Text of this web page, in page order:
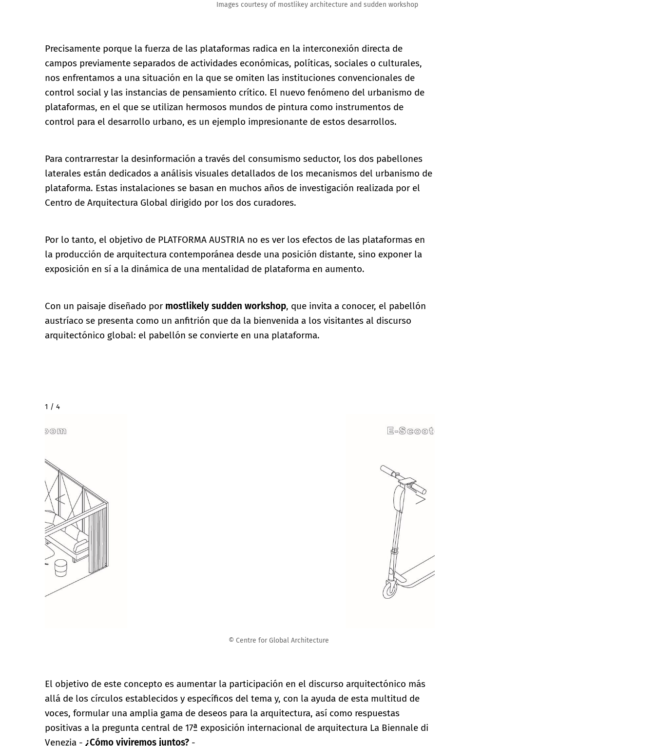
Images courtesy of mostlikey architecture and sudden workshop
Precisamente porque la fuerza de las plataformas radica en la interconexión directa de
campos previamente separados de actividades económicas, políticas, sociales o culturales,
nos enfrentamos a una situación en la que se omiten las instituciones convencionales de
control social y las instancias de pensamiento crítico. El nuevo fenómeno del urbanismo de
plataformas, en el que se utilizan hermosos mundos de pintura como instrumentos de
control para el desarrollo urbano, es un ejemplo impresionante de estos desarrollos.
Para contrarrestar la desinformación a través del consumismo seductor, los dos pabellones
laterales están dedicados a análisis visuales detallados de los mecanismos del urbanismo de
plataforma. Estas instalaciones se basan en muchos años de investigación realizada por el
Centro de Arquitectura Global dirigido por los dos curadores.
Por lo tanto, el objetivo de PLATFORMA AUSTRIA no es ver los efectos de las plataformas en
la producción de arquitectura contemporánea desde una posición distante, sino exponer la
exposición en sí a la dinámica de una mentalidad de plataforma en aumento.
Con un paisaje diseñado por mostlikely sudden workshop, que invita a conocer, el pabellón
austríaco se presenta como un anfitrión que da la bienvenida a los visitantes al discurso
arquitectónico global: el pabellón se convierte en una plataforma.
2 / 4
El objetivo de este concepto es aumentar la participación en el discurso arquitectónico más
allá de los círculos establecidos y específicos del tema y, con la ayuda de esta multitud de
voces, formular una amplia gama de deseos para la arquitectura, así como respuestas
positivas a la pregunta central de 17ª exposición internacional de arquitectura La Biennale di
Venezia - ¿Cómo viviremos juntos? -